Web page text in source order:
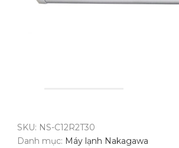
SKU: NS-C12R2T30
Danh mục: Máy lạnh Nakagawa